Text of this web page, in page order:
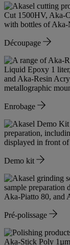
Découpage
Enrobage
Demo kit
Pré-polissage